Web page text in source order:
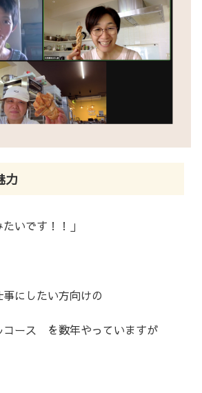
力
いです！！」
にしたい方向けの
コース を数年やっていますが